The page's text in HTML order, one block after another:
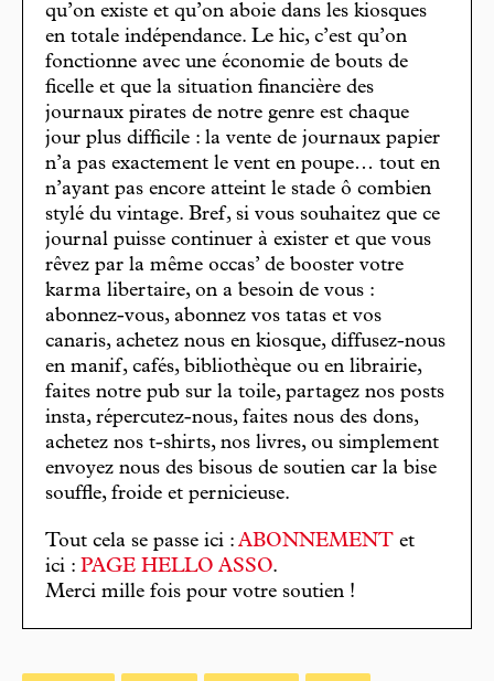
qu’on existe et qu’on aboie dans les kiosques
en totale indépendance. Le hic, c’est qu’on
fonctionne avec une économie de bouts de
ficelle et que la situation financière des
journaux pirates de notre genre est chaque
jour plus difficile : la vente de journaux papier
n’a pas exactement le vent en poupe… tout en
n’ayant pas encore atteint le stade ô combien
stylé du vintage. Bref, si vous souhaitez que ce
journal puisse continuer à exister et que vous
rêvez par la même occas’ de booster votre
karma libertaire, on a besoin de vous :
abonnez-vous, abonnez vos tatas et vos
canaris, achetez nous en kiosque, diffusez-nous
en manif, cafés, bibliothèque ou en librairie,
faites notre pub sur la toile, partagez nos posts
insta, répercutez-nous, faites nous des dons,
achetez nos t-shirts, nos livres, ou simplement
envoyez nous des bisous de soutien car la bise
souffle, froide et pernicieuse.
Tout cela se passe ici : ABONNEMENT et
ici : PAGE HELLO ASSO.
Merci mille fois pour votre soutien !